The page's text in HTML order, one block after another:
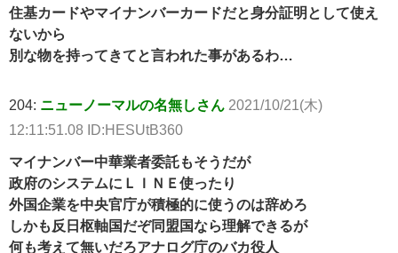
住基カードやマイナンバーカードだと身分証明として使え
ないから
別な物を持ってきてと言われた事があるわ…
204: ニューノーマルの名無しさん 2021/10/21(木)
12:11:51.08 ID:HESUtB360
マイナンバー中華業者委託もそうだが
政府のシステムにＬＩＮＥ使ったり
外国企業を中央官庁が積極的に使うのは辞めろ
しかも反日枢軸国だぞ同盟国なら理解できるが
何も考えて無いだろアナログ庁のバカ役人